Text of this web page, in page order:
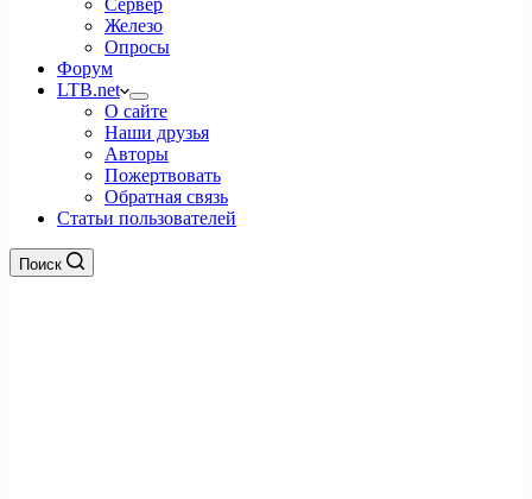
Сервер
Железо
Опросы
Форум
LTB.net
О сайте
Наши друзья
Авторы
Пожертвовать
Обратная связь
Статьи пользователей
Поиск